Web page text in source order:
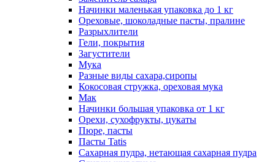
Начинки маленькая упаковка до 1 кг
Ореховые, шоколадные пасты, пралине
Разрыхлители
Гели, покрытия
Загустители
Мука
Разные виды сахара,сиропы
Кокосовая стружка, ореховая мука
Мак
Начинки большая упаковка от 1 кг
Орехи, сухофрукты, цукаты
Пюре, пасты
Пасты Tatis
Сахарная пудра, нетающая сахарная пудра